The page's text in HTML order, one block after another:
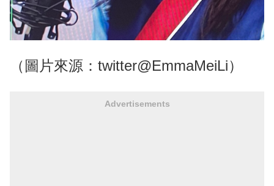
（圖片來源：twitter@EmmaMeiLi）
Advertisements